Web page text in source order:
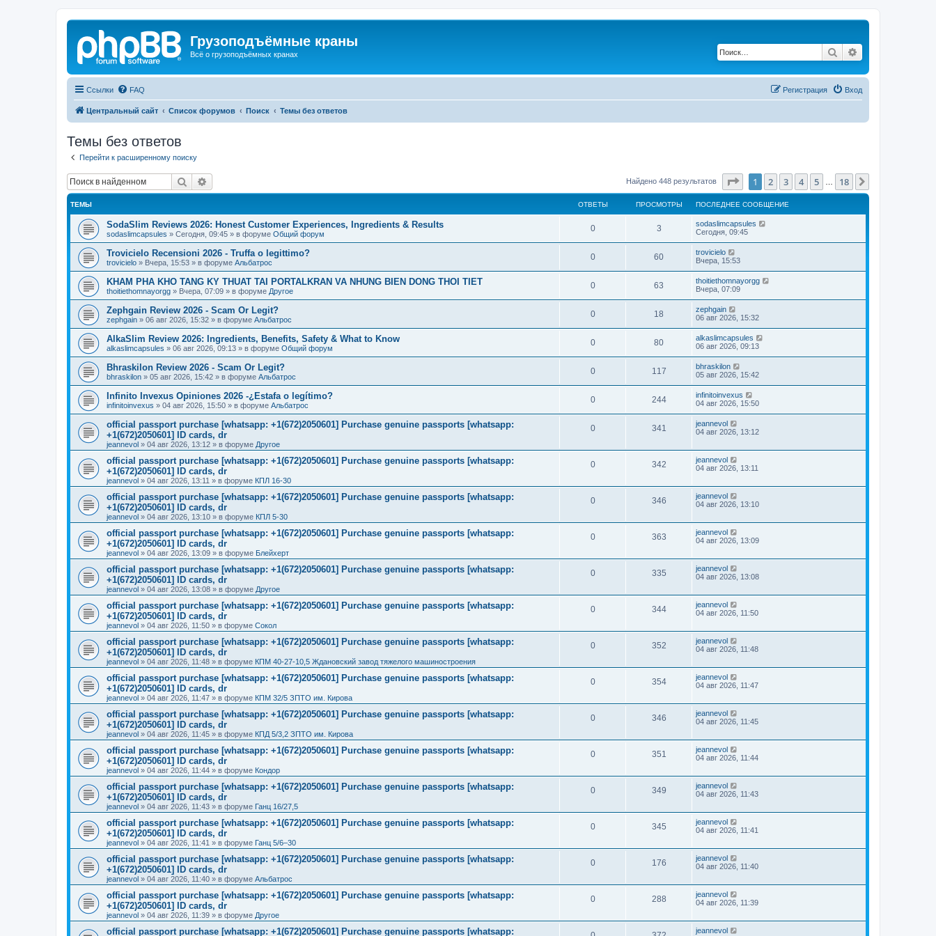
Грузоподъёмные краны
Всё о грузоподъёмных кранах Поиск
Ссылки FAQ Вход
Регистрация
Центральный сайт Список форумов Поиск Темы без ответов
Темы без ответов
Перейти к расширенному поиску
Поиск Найдено 448 результатов Страница1 из 18
1 2 3 4 5 18
ТЕМЫ ОТВЕТЫ ПРОСМОТРЫ ПОСЛЕДНЕЕ СООБЩЕНИЕ
SodaSlim Reviews 2026: Honest Customer Experiences, Ingredients & Results
sodaslimcapsules » Сегодня, 09:45 » в форуме Общий форум
0 3
sodaslimcapsules
Сегодня, 09:45
Trovicielo Recensioni 2026 - Truffa o legittimo?
trovicielo » Вчера, 15:53 » в форуме Альбатрос
0 60
trovicielo
Вчера, 15:53
KHAM PHA KHO TANG KY THUAT TAI PORTALKRAN VA NHUNG BIEN DONG THOI TIET
thoitiethomnayorgg » Вчера, 07:09 » в форуме Другое
0 63
thoitiethomnayorgg
Вчера, 07:09
Zephgain Review 2026 - Scam Or Legit?
zephgain » 06 авг 2026, 15:32 » в форуме Альбатрос
0 18
zephgain
06 авг 2026, 15:32
AlkaSlim Review 2026: Ingredients, Benefits, Safety & What to Know
alkaslimcapsules » 06 авг 2026, 09:13 » в форуме Общий форум
0 80
alkaslimcapsules
06 авг 2026, 09:13
Bhraskilon Review 2026 - Scam Or Legit?
bhraskilon » 05 авг 2026, 15:42 » в форуме Альбатрос
0 117
bhraskilon
05 авг 2026, 15:42
Infinito Invexus Opiniones 2026 -¿Estafa o legítimo?
infinitoinvexus » 04 авг 2026, 15:50 » в форуме Альбатрос
0 244
infinitoinvexus
04 авг 2026, 15:50
official passport purchase [whatsapp: +1(672)2050601] Purchase genuine passports [whatsapp:
+1(672)2050601] ID cards, dr
jeannevol » 04 авг 2026, 13:12 » в форуме Другое
0 341
jeannevol
04 авг 2026, 13:12
official passport purchase [whatsapp: +1(672)2050601] Purchase genuine passports [whatsapp:
+1(672)2050601] ID cards, dr
jeannevol » 04 авг 2026, 13:11 » в форуме КПЛ 16-30
0 342
jeannevol
04 авг 2026, 13:11
official passport purchase [whatsapp: +1(672)2050601] Purchase genuine passports [whatsapp:
+1(672)2050601] ID cards, dr
jeannevol » 04 авг 2026, 13:10 » в форуме КПЛ 5-30
0 346
jeannevol
04 авг 2026, 13:10
official passport purchase [whatsapp: +1(672)2050601] Purchase genuine passports [whatsapp:
+1(672)2050601] ID cards, dr
jeannevol » 04 авг 2026, 13:09 » в форуме Блейхерт
0 363
jeannevol
04 авг 2026, 13:09
official passport purchase [whatsapp: +1(672)2050601] Purchase genuine passports [whatsapp:
+1(672)2050601] ID cards, dr
jeannevol » 04 авг 2026, 13:08 » в форуме Другое
0 335
jeannevol
04 авг 2026, 13:08
official passport purchase [whatsapp: +1(672)2050601] Purchase genuine passports [whatsapp:
+1(672)2050601] ID cards, dr
jeannevol » 04 авг 2026, 11:50 » в форуме Сокол
0 344
jeannevol
04 авг 2026, 11:50
official passport purchase [whatsapp: +1(672)2050601] Purchase genuine passports [whatsapp:
+1(672)2050601] ID cards, dr
jeannevol » 04 авг 2026, 11:48 » в форуме КПМ 40-27-10,5 Ждановский завод тяжелого машиностроения
0 352
jeannevol
04 авг 2026, 11:48
official passport purchase [whatsapp: +1(672)2050601] Purchase genuine passports [whatsapp:
+1(672)2050601] ID cards, dr
jeannevol » 04 авг 2026, 11:47 » в форуме КПМ 32/5 ЗПТО им. Кирова
0 354
jeannevol
04 авг 2026, 11:47
official passport purchase [whatsapp: +1(672)2050601] Purchase genuine passports [whatsapp:
+1(672)2050601] ID cards, dr
jeannevol » 04 авг 2026, 11:45 » в форуме КПД 5/3,2 ЗПТО им. Кирова
0 346
jeannevol
04 авг 2026, 11:45
official passport purchase [whatsapp: +1(672)2050601] Purchase genuine passports [whatsapp:
+1(672)2050601] ID cards, dr
jeannevol » 04 авг 2026, 11:44 » в форуме Кондор
0 351
jeannevol
04 авг 2026, 11:44
official passport purchase [whatsapp: +1(672)2050601] Purchase genuine passports [whatsapp:
+1(672)2050601] ID cards, dr
jeannevol » 04 авг 2026, 11:43 » в форуме Ганц 16/27,5
0 349
jeannevol
04 авг 2026, 11:43
official passport purchase [whatsapp: +1(672)2050601] Purchase genuine passports [whatsapp:
+1(672)2050601] ID cards, dr
jeannevol » 04 авг 2026, 11:41 » в форуме Ганц 5/6–30
0 345
jeannevol
04 авг 2026, 11:41
official passport purchase [whatsapp: +1(672)2050601] Purchase genuine passports [whatsapp:
+1(672)2050601] ID cards, dr
jeannevol » 04 авг 2026, 11:40 » в форуме Альбатрос
0 176
jeannevol
04 авг 2026, 11:40
official passport purchase [whatsapp: +1(672)2050601] Purchase genuine passports [whatsapp:
+1(672)2050601] ID cards, dr
jeannevol » 04 авг 2026, 11:39 » в форуме Другое
0 288
jeannevol
04 авг 2026, 11:39
official passport purchase [whatsapp: +1(672)2050601] Purchase genuine passports [whatsapp:
jeannevol